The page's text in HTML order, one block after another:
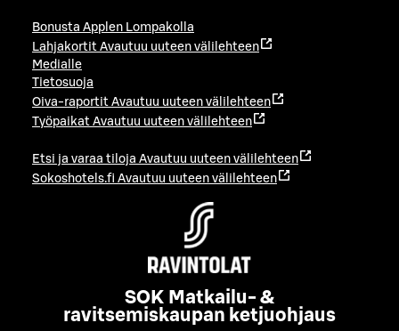
Bonusta Applen Lompakolla
Lahjakortit Avautuu uuteen välilehteen
Medialle
Tietosuoja
Oiva-raportit Avautuu uuteen välilehteen
Työpaikat Avautuu uuteen välilehteen
Etsi ja varaa tiloja Avautuu uuteen välilehteen
Sokoshotels.fi Avautuu uuteen välilehteen
SOK Matkailu- &
ravitsemiskaupan ketjuohjaus